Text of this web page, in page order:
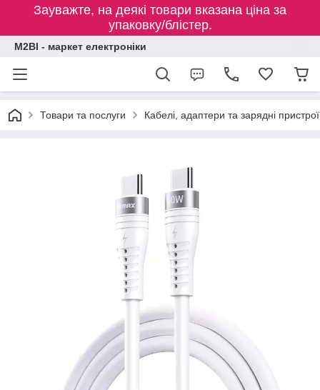
Зауважте, на деякі товари вказана ціна за
упаковку/блістер.
M2BI - маркет електроніки
Товари та послуги Кабелі, адаптери та зарядні пристрої